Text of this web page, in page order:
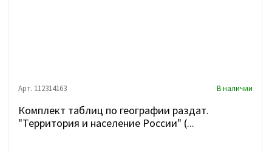
Арт. 112314163 В наличии
Комплект таблиц по географии раздат.
"Территория и население России" (...